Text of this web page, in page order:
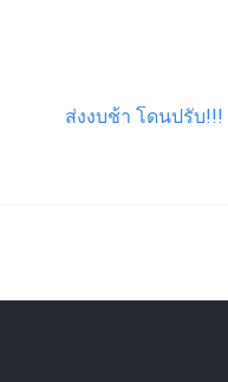
ส่งงบช้า โดนปรับ!!!